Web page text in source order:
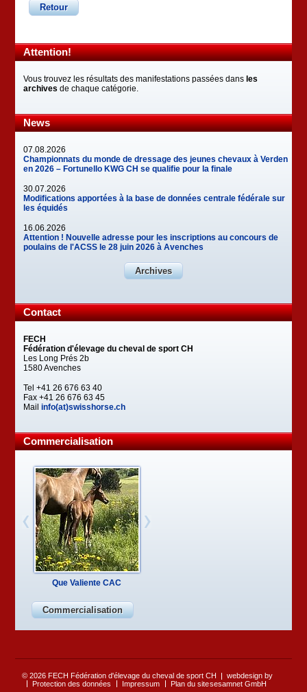
Retour
Attention!
Vous trouvez les résultats des manifestations passées dans les
archives de chaque catégorie.
News
07.08.2026
Championnats du monde de dressage des jeunes chevaux à Verden
en 2026 – Fortunello KWG CH se qualifie pour la finale
30.07.2026
Modifications apportées à la base de données centrale fédérale sur
les équidés
16.06.2026
Attention ! Nouvelle adresse pour les inscriptions au concours de
poulains de l'ACSS le 28 juin 2026 à Avenches
Archives
Contact
FECH
Fédération d'élevage du cheval de sport CH
Les Long Prés 2b
1580 Avenches
Tel +41 26 676 63 40
Fax +41 26 676 63 45
Mailinfo(at)swisshorse.ch
Commercialisation
Que Valiente CAC
Commercialisation
© 2026 FECH Fédération d'élevage du cheval de sport CH
Protection des données
Impressum Plan du site
webdesign by
sesamnet GmbH